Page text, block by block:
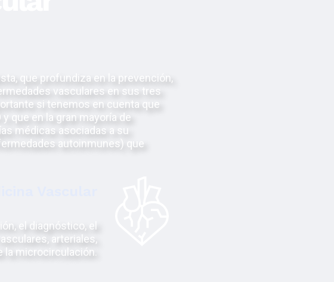
que profundiza en la prevención,
vasculares en sus tres
si tenemos en cuenta que
que en la gran mayoría de
médicas asociadas a su
autoinmunes) que
el diagnóstico, el
arteriales,
la microcirculación.